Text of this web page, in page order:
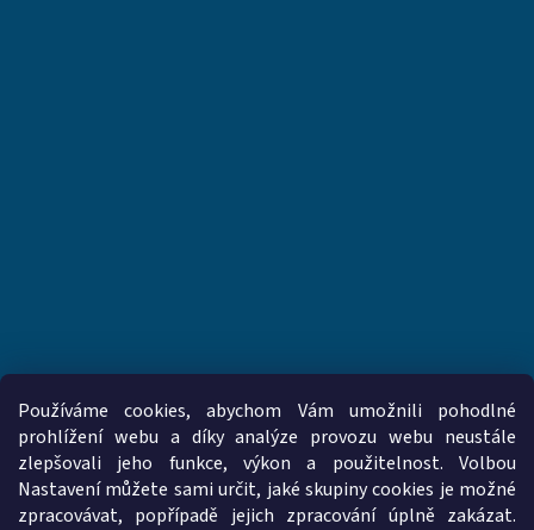
Používáme cookies, abychom Vám umožnili pohodlné
prohlížení webu a díky analýze provozu webu neustále
zlepšovali jeho funkce, výkon a použitelnost. Volbou
Nastavení můžete sami určit, jaké skupiny cookies je možné
zpracovávat, popřípadě jejich zpracování úplně zakázat.
www.vzduchotechnika-ventilatory.cz www.palmat.cz